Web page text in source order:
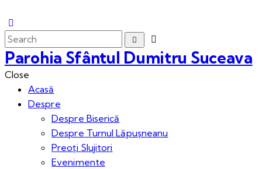
Parohia Sfântul Dumitru Suceava
Close
Acasă
Despre
Despre Biserică
Despre Turnul Lăpușneanu
Preoți Slujitori
Evenimente